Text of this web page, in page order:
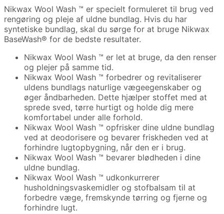
Nikwax Wool Wash ™ er specielt formuleret til brug ved
rengøring og pleje af uldne bundlag. Hvis du har
syntetiske bundlag, skal du sørge for at bruge Nikwax
BaseWash® for de bedste resultater.
Nikwax Wool Wash ™ er let at bruge, da den renser
og plejer på samme tid.
Nikwax Wool Wash ™ forbedrer og revitaliserer
uldens bundlags naturlige vægeegenskaber og
øger åndbarheden. Dette hjælper stoffet med at
sprede sved, tørre hurtigt og holde dig mere
komfortabel under alle forhold.
Nikwax Wool Wash ™ opfrisker dine uldne bundlag
ved at deodorisere og bevarer friskheden ved at
forhindre lugtopbygning, når den er i brug.
Nikwax Wool Wash ™ bevarer blødheden i dine
uldne bundlag.
Nikwax Wool Wash ™ udkonkurrerer
husholdningsvaskemidler og stofbalsam til at
forbedre væge, fremskynde tørring og fjerne og
forhindre lugt.